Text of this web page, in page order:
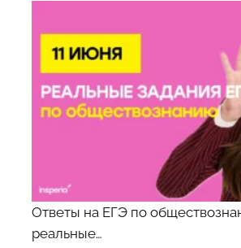
Ответы на ЕГЭ по
реальные…